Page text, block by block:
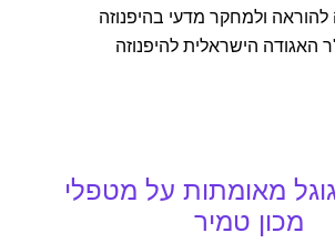
ולמחקר מדעי בהיפנוזה
האגודה הישראלית להיפנוזה